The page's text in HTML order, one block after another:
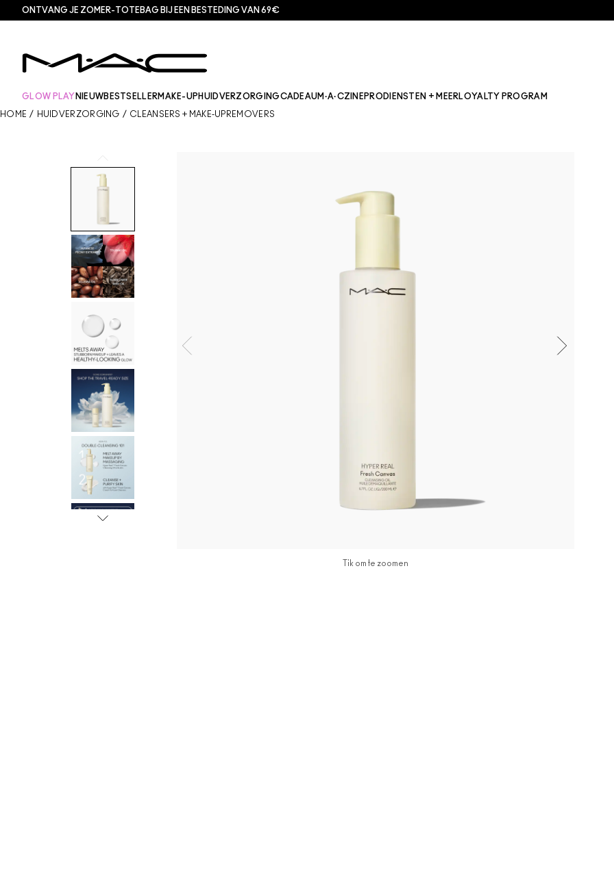
ONTVANG JE ZOMER-TOTEBAG BIJ EEN BESTEDING VAN 69€
GLOW PLAY NIEUWBESTSELLER MAKE-UP HUIDVERZORGINGCADEAUM·A·CZINE PRO DIENSTEN + MEER LOYALTY PROGRAM
HOME / HUIDVERZORGING / CLEANSERS + MAKE-UPREMOVERS
Tik om te zoomen